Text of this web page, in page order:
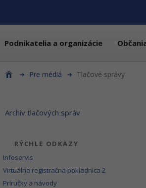
Podnikatelia a organizácie
Pre médiá Tlačové správy
Archív tlačových správ
RÝCHLE ODKAZY
Infoservis
Virtuálna registračná pokladnica 2
Príručky a návody